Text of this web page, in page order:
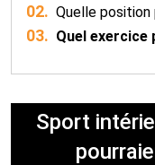
02. Quelle position
03. Quel exercice
Sport